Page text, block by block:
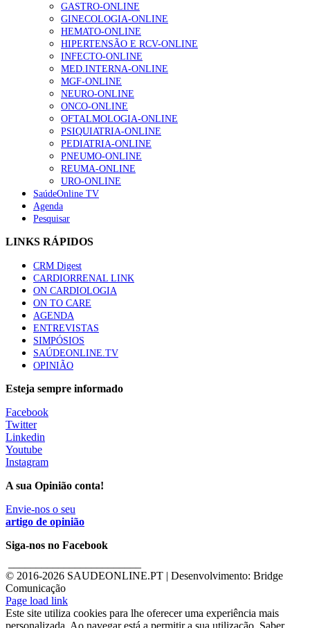
GASTRO-ONLINE
GINECOLOGIA-ONLINE
HEMATO-ONLINE
HIPERTENSÃO E RCV-ONLINE
INFECTO-ONLINE
MED.INTERNA-ONLINE
MGF-ONLINE
NEURO-ONLINE
ONCO-ONLINE
OFTALMOLOGIA-ONLINE
PSIQUIATRIA-ONLINE
PEDIATRIA-ONLINE
PNEUMO-ONLINE
REUMA-ONLINE
URO-ONLINE
SaúdeOnline TV
Agenda
Pesquisar
LINKS RÁPIDOS
CRM Digest
CARDIORRENAL LINK
ON CARDIOLOGIA
ON TO CARE
AGENDA
ENTREVISTAS
SIMPÓSIOS
SAÚDEONLINE.TV
OPINIÃO
Esteja sempre informado
Facebook
Twitter
Linkedin
Youtube
Instagram
A sua Opinião conta!
Envie-nos o seu
artigo de opinião
Siga-nos no Facebook
© 2016-2026 SAUDEONLINE.PT | Desenvolvimento: Bridge
Comunicação
Page load link
Este site utiliza cookies para lhe oferecer uma experiência mais
personalizada. Ao navegar está a permitir a sua utilização. Saber